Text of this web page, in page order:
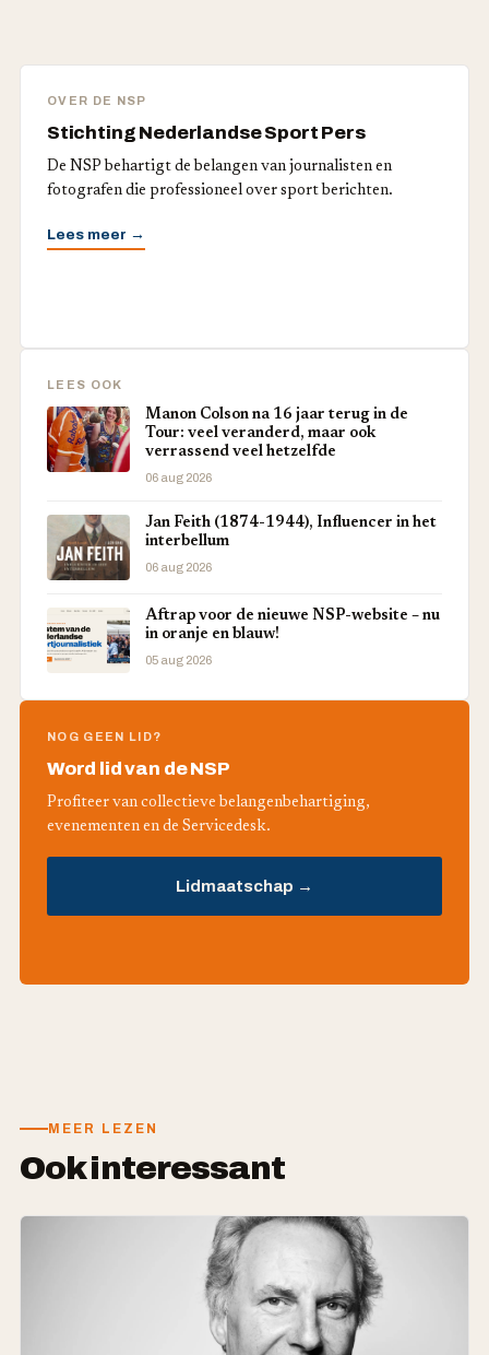
OVER DE NSP
Stichting Nederlandse Sport Pers
De NSP behartigt de belangen van journalisten en
fotografen die professioneel over sport berichten.
Lees meer →
LEES OOK
Manon Colson na 16 jaar terug in de
Tour: veel veranderd, maar ook
verrassend veel hetzelfde
06 aug 2026
Jan Feith (1874-1944), Influencer in het
interbellum
06 aug 2026
Aftrap voor de nieuwe NSP-website – nu
in oranje en blauw!
05 aug 2026
NOG GEEN LID?
Word lid van de NSP
Profiteer van collectieve belangenbehartiging,
evenementen en de Servicedesk.
Lidmaatschap →
MEER LEZEN
Ook interessant